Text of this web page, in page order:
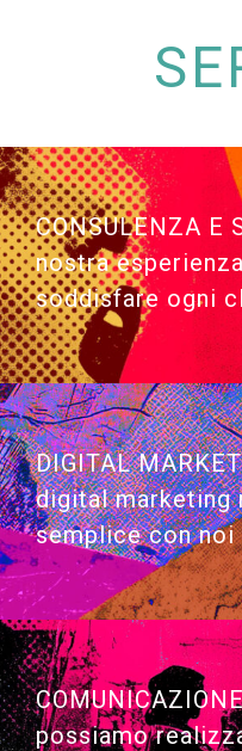
CONSULENZA E
nostra
soddisfare ogni
DIGITAL
digital marketing
semplice con noi
possiamo